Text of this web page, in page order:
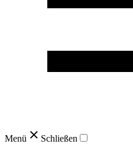
Menü Schließen